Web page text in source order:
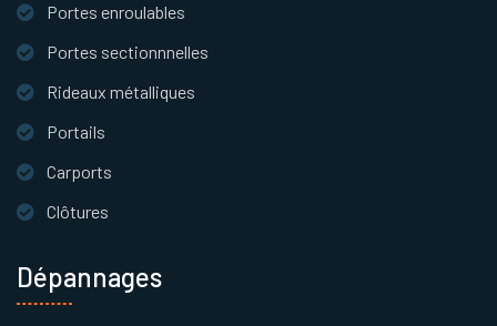
Portes enroulables
Portes sectionnnelles
Rideaux métalliques
Portails
Carports
Clôtures
Dépannages